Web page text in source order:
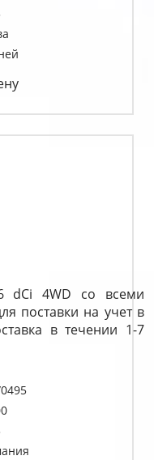
dCi 4WD со всеми
поставки на учет в
в течении 1-7